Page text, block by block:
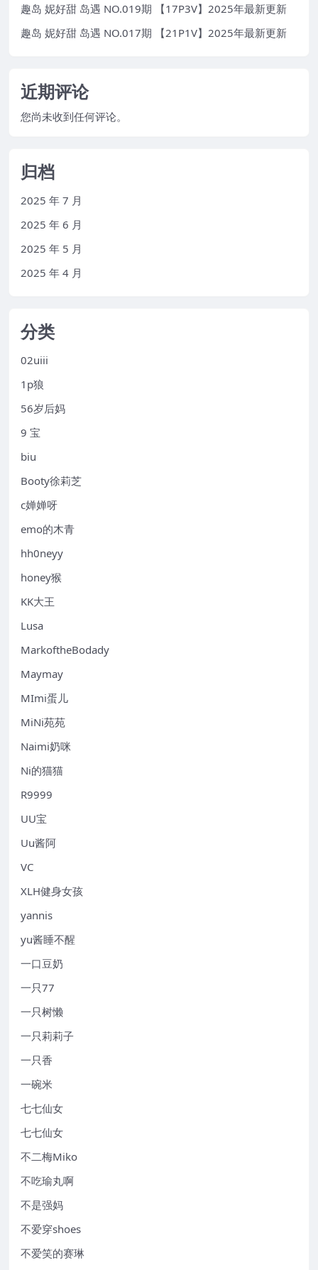
趣岛 妮好甜 岛遇 NO.019期 【17P3V】2025年最新更新
趣岛 妮好甜 岛遇 NO.017期 【21P1V】2025年最新更新
近期评论
您尚未收到任何评论。
归档
2025 年 7 月
2025 年 6 月
2025 年 5 月
2025 年 4 月
分类
02uiii
1p狼
56岁后妈
9 宝
biu
Booty徐莉芝
c婵婵呀
emo的木青
hh0neyy
honey猴
KK大王
Lusa
MarkoftheBodady
Maymay
MImi蛋儿
MiNi苑苑
Naimi奶咪
Ni的猫猫
R9999
UU宝
Uu酱阿
VC
XLH健身女孩
yannis
yu酱睡不醒
一口豆奶
一只77
一只树懒
一只莉莉子
一只香
一碗米
七七仙女
七七仙女
不二梅Miko
不吃瑜丸啊
不是强妈
不爱穿shoes
不爱笑的赛琳